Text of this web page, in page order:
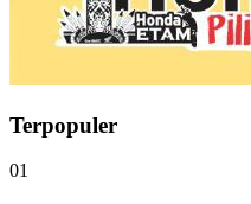
Terpopuler
01